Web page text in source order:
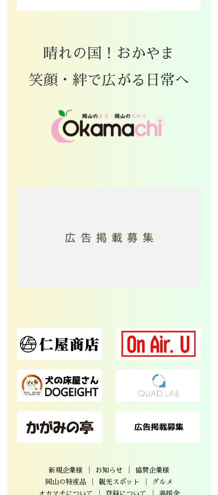
晴れの国！おかやま
笑顔・絆で広がる日常へ
新規企業様 お知らせ
協賛企業様
岡山の特産品
観光スポット
グルメ
オカマチについて
登録について 義援金